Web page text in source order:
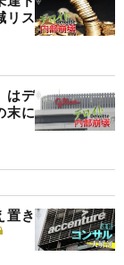
リス
はデ
末に
置き